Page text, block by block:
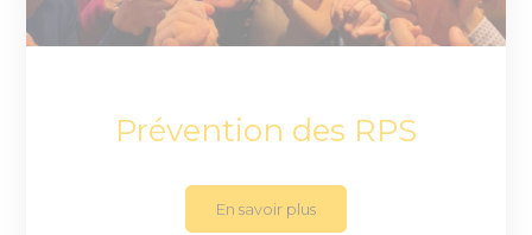
Prévention des RPS
En savoir plus